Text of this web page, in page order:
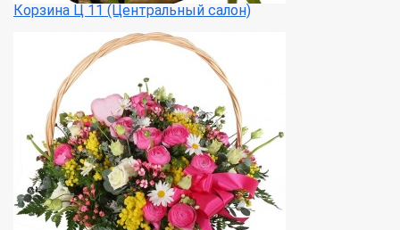
Корзина Ц 11 (Центральный салон)